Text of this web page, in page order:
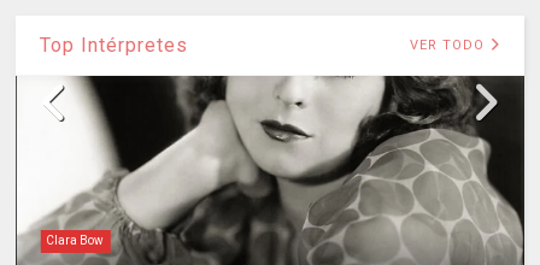
Top Intérpretes VER TODO
Clara Bow